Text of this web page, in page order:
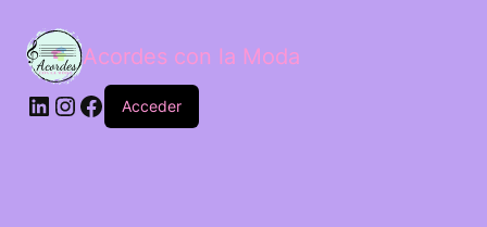
Acordes con la Moda
Acceder